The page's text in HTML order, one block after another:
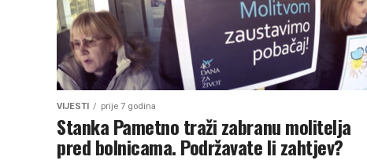
VIJESTI prije 7 godina
Stanka Pametno traži zabranu molitelja
pred bolnicama. Podržavate li zahtjev?